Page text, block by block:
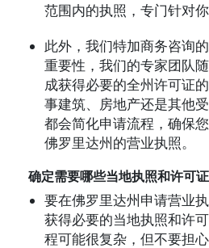
范围内的执照，专门针对你
此外，我们特加商务咨询
重要性，我们的专家团队
成获得必要的全州许可证
事建筑、房地产还是其他
都会简化申请流程，确保
佛罗里达州的营业执照。
确定需要哪些当地执照和许可证
要在佛罗里达州申请营业
获得必要的当地执照和许
程可能很复杂，但不要担